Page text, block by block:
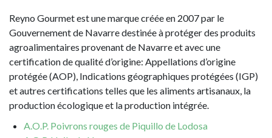
Reyno Gourmet est une marque créée en 2007 par le
Gouvernement de Navarre destinée à protéger des produits
agroalimentaires provenant de Navarre et avec une
certification de qualité d’origine: Appellations d’origine
protégée (AOP), Indications géographiques protégées (IGP)
et autres certifications telles que les aliments artisanaux, la
production écologique et la production intégrée.
A.O.P. Poivrons rouges de Piquillo de Lodosa